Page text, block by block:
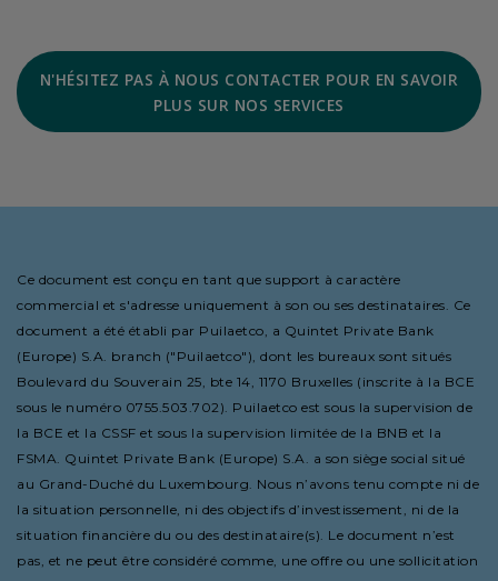
N'HÉSITEZ PAS À NOUS CONTACTER POUR EN SAVOIR
PLUS SUR NOS SERVICES
Ce document est conçu en tant que support à caractère
commercial et s'adresse uniquement à son ou ses destinataires. Ce
document a été établi par Puilaetco, a Quintet Private Bank
(Europe) S.A. branch ("Puilaetco"), dont les bureaux sont situés
Boulevard du Souverain 25, bte 14, 1170 Bruxelles (inscrite à la BCE
sous le numéro 0755.503.702). Puilaetco est sous la supervision de
la BCE et la CSSF et sous la supervision limitée de la BNB et la
FSMA. Quintet Private Bank (Europe) S.A. a son siège social situé
au Grand-Duché du Luxembourg. Nous n’avons tenu compte ni de
la situation personnelle, ni des objectifs d’investissement, ni de la
situation financière du ou des destinataire(s). Le document n’est
pas, et ne peut être considéré comme, une offre ou une sollicitation